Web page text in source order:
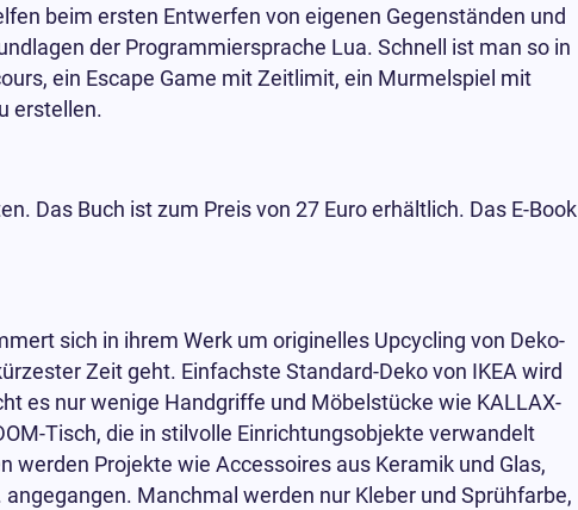
beim ersten Entwerfen von eigenen Gegenständen und
der Programmiersprache Lua. Schnell ist man so in
ein Escape Game mit Zeitlimit, ein Murmelspiel mit
erstellen.
Das Buch ist zum Preis von 27 Euro erhältlich. Das E-Book
sich in ihrem Werk um originelles Upcycling von Deko-
Zeit geht. Einfachste Standard-Deko von IKEA wird
es nur wenige Handgriffe und Möbelstücke wie KALLAX-
Tisch, die in stilvolle Einrichtungsobjekte verwandelt
Projekte wie Accessoires aus Keramik und Glas,
Manchmal werden nur Kleber und Sprühfarbe,